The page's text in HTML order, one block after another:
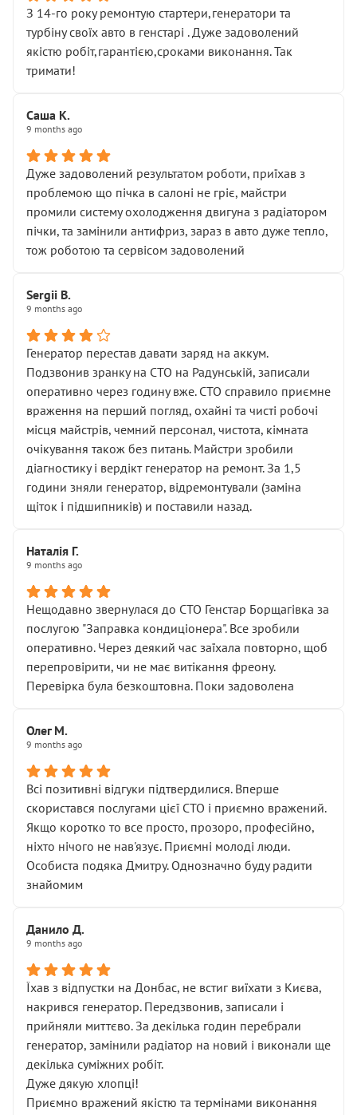
З 14-го року ремонтую стартери,генератори та
турбіну своїх авто в генстарі . Дуже задоволений
якістю робіт,гарантією,сроками виконання. Так
тримати!
Саша К.
9 months ago
Дуже задоволений результатом роботи, приїхав з
проблемою що пічка в салоні не гріє, майстри
промили систему охолодження двигуна з радіатором
пічки, та замінили антифриз, зараз в авто дуже тепло,
тож роботою та сервісом задоволений
Sergii B.
9 months ago
Генератор перестав давати заряд на аккум.
Подзвонив зранку на СТО на Радунській, записали
оперативно через годину вже. СТО справило приємне
враження на перший погляд, охайні та чисті робочі
місця майстрів, чемний персонал, чистота, кімната
очікування також без питань. Майстри зробили
діагностику і вердікт генератор на ремонт. За 1,5
години зняли генератор, відремонтували (заміна
щіток і підшипників) и поставили назад.
Наталія Г.
9 months ago
Нещодавно звернулася до СТО Генстар Борщагівка за
послугою "Заправка кондиціонера". Все зробили
оперативно. Через деякий час заїхала повторно, щоб
перепровірити, чи не має витікання фреону.
Перевірка була безкоштовна. Поки задоволена
Олег М.
9 months ago
Всі позитивні відгуки підтвердилися. Вперше
скористався послугами цієї СТО і приємно вражений.
Якщо коротко то все просто, прозоро, професійно,
ніхто нічого не нав'язує. Приємні молоді люди.
Особиста подяка Дмитру. Однозначно буду радити
знайомим
Данило Д.
9 months ago
Їхав з відпустки на Донбас, не встиг виїхати з Києва,
накрився генератор. Передзвонив, записали і
прийняли миттєво. За декілька годин перебрали
генератор, замінили радіатор на новий і виконали ще
декілька суміжних робіт.
Дуже дякую хлопці!
Приємно вражений якістю та термінами виконання